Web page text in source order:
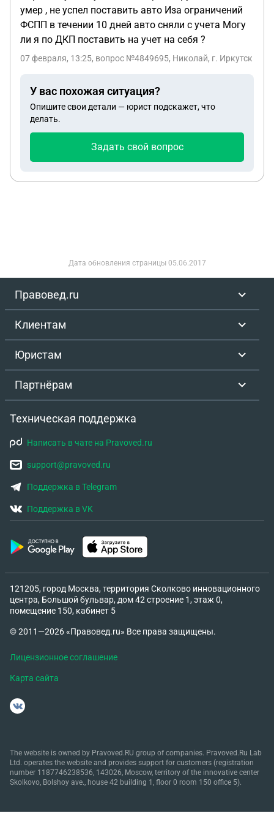
заниматься всем этим дистанционно крайне
затруднительно. Я ещё молчу, что все это
выливается в совсем другие суммы. Дом
планировалось продать, уже есть покупатель.
на сам дом и участок, без переоформленного на
мою мать договор с газовой службой? Сделать
дисконт покупателю, с условием, что он
занимается всем этим самостоятельно
(покупатель проживает в станице). Все
документы передать, естественно.
умер , не успел поставить авто Иза ограничений
ФСПП в течении 10 дней авто сняли с учета Могу
ли я по ДКП поставить на учет на себя ?
07 февраля, 13:25, вопрос №4849695, Николай, г. Иркутск
У вас похожая ситуация?
Опишите свои детали — юрист подскажет, что
делать.
Задать свой вопрос
Дата обновления страницы 05.06.2017
Правовед.ru
Клиентам
Юристам
Партнёрам
Техническая поддержка
Написать в чате на Pravoved.ru
support@pravoved.ru
Поддержка в Telegram
Поддержка в VK
121205, город Москва, территория Сколково инновационного
центра, Большой бульвар, дом 42 строение 1, этаж 0,
помещение 150, кабинет 5
© 2011—2026 «Правовед.ru» Все права защищены.
Лицензионное соглашение
Карта сайта
The website is owned by Pravoved.RU group of companies. Pravoved.Ru Lab
Ltd. operates the website and provides support for customers (registration
number 1187746238536, 143026, Moscow, territory of the innovative center
Skolkovo, Bolshoy ave., house 42 building 1, floor 0 room 150 office 5).